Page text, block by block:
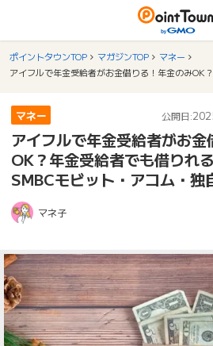
ポイントタウンTOP マガジンTOP
マネー
マネー 公開日:
アイフルで年金受給者がお
OK？年金受給者でも借りれ
SMBCモビット・アコム・独
マネ子